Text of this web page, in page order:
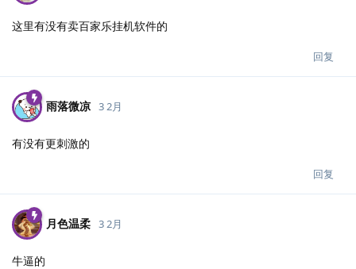
这里有没有卖百家乐挂机软件的
回复
雨落微凉 3 2月
有没有更刺激的
回复
月色温柔 3 2月
牛逼的